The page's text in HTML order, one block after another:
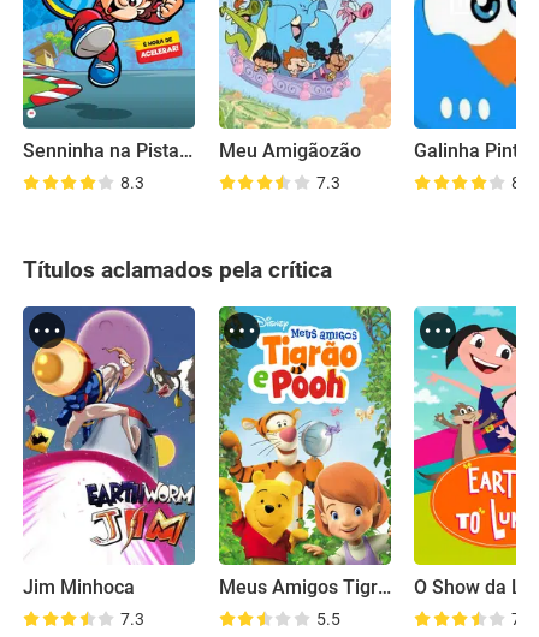
Senninha na Pista Maluca
8.3
Meu Amigãozão
7.3 8.6
Títulos aclamados pela crítica
Jim Minhoca
7.3
Meus Amigos Tigrão e Pooh
5.5
O Show da
7.8